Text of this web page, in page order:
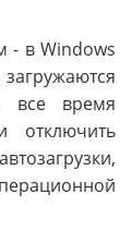
- в Windows
все время
отключить